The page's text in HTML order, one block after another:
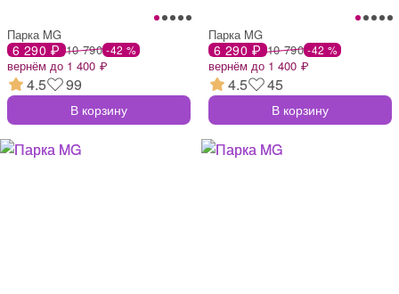
Парка MG
6 290 ₽ 10 790 -42 %
вернём до 1 400 ₽
4.5 99
В корзину
Парка MG
6 290 ₽ 10 790 -42 %
вернём до 1 400 ₽
4.5 45
В корзину